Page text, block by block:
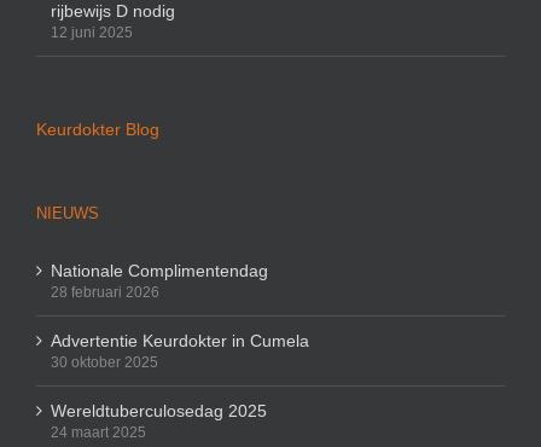
rijbewijs D nodig
12 juni 2025
Keurdokter Blog
NIEUWS
Nationale Complimentendag
28 februari 2026
Advertentie Keurdokter in Cumela
30 oktober 2025
Wereldtuberculosedag 2025
24 maart 2025